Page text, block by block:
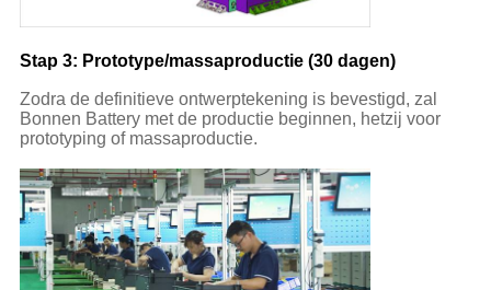
Stap 3: Prototype/massaproductie (30 dagen)
Zodra de definitieve ontwerptekening is bevestigd, zal
Bonnen Battery met de productie beginnen, hetzij voor
prototyping of massaproductie.